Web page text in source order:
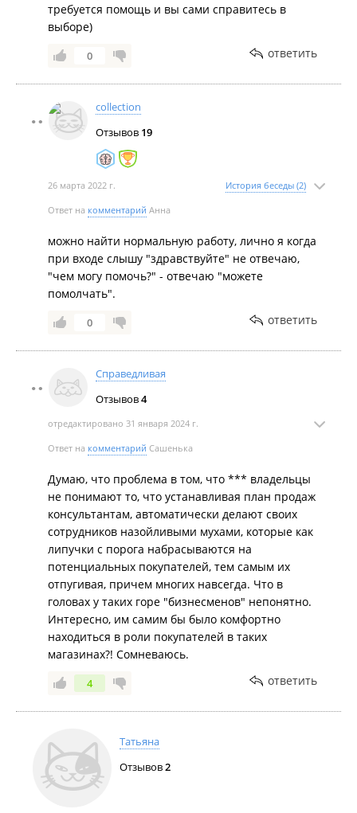
требуется помощь и вы сами справитесь в
выборе)
0 ответить
collection
Отзывов 19
26 марта 2022 г. История беседы (2)
Ответ на комментарий Анна
можно найти нормальную работу, лично я когда
при входе слышу "здравствуйте" не отвечаю,
"чем могу помочь?" - отвечаю "можете
помолчать".
0 ответить
Справедливая
Отзывов4
отредактировано 31 января 2024 г.
Ответ на комментарий Сашенька
Думаю, что проблема в том, что *** владельцы
не понимают то, что устанавливая план продаж
консультантам, автоматически делают своих
сотрудников назойливыми мухами, которые как
липучки с порога набрасываются на
потенциальных покупателей, тем самым их
отпугивая, причем многих навсегда. Что в
головах у таких горе "бизнесменов" непонятно.
Интересно, им самим бы было комфортно
находиться в роли покупателей в таких
магазинах?! Сомневаюсь.
4 ответить
Татьяна
Отзывов2